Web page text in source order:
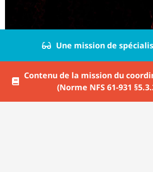
Une mission de
Contenu de la mission du
(Norme NFS 61-931